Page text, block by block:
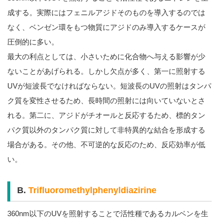
成する。実際にはフェニルアジドそのものを導入するのでは
なく、ベンゼン環をもつ物質にアジドのみ導入するケースが
圧倒的に多い。
最大の利点としては、小さいために化合物へ与える影響が少
ないことがあげられる。しかし欠点が多く、第一に照射する
UVが短波長でなければならない。短波長のUVの照射はタンパ
ク質を変性させるため、長時間の照射には向いていないとさ
れる。第二に、アジドがチオールと反応するため、標的タン
パク質以外のタンパク質に対して非特異的な結合を形成する
場合がある。その他、不可逆的な反応のため、反応効率が低
い。
B. Trifluoromethylphenyldiazirine
360nm以下のUVを照射することで活性種であるカルベンを生